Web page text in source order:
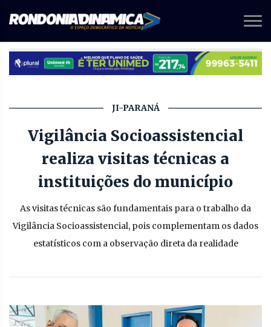
JI-PARANÁ
Vigilância Socioassistencial
realiza visitas técnicas a
instituições do município
As visitas técnicas são fundamentais para o trabalho da
Vigilância Socioassistencial, pois complementam os dados
estatísticos com a observação direta da realidade